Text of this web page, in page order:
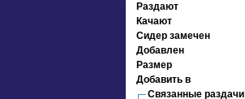
Раздают
Качают
Сидер замечен
Добавлен
Размер
Добавить в
Связанные раздачи